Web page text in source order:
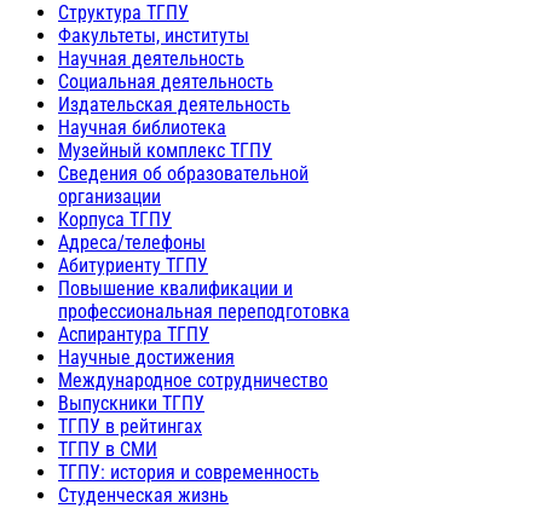
Структура ТГПУ
Факультеты, институты
Научная деятельность
Социальная деятельность
Издательская деятельность
Научная библиотека
Музейный комплекс ТГПУ
Сведения об образовательной
организации
Корпуса ТГПУ
Адреса/телефоны
Абитуриенту ТГПУ
Повышение квалификации и
профессиональная переподготовка
Аспирантура ТГПУ
Научные достижения
Международное сотрудничество
Выпускники ТГПУ
ТГПУ в рейтингах
ТГПУ в СМИ
ТГПУ: история и современность
Студенческая жизнь